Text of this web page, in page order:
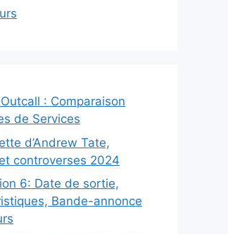
: Comparaison
de Services
d’Andrew Tate,
controverses 2024
6: Date de sortie,
Bande-annonce